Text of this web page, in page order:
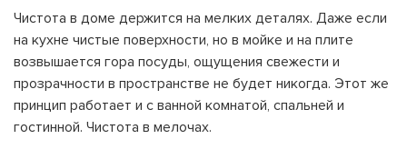
Чистота в доме держится на мелких деталях. Даже если
на кухне чистые поверхности, но в мойке и на плите
возвышается гора посуды, ощущения свежести и
прозрачности в пространстве не будет никогда. Этот же
принцип работает и с ванной комнатой, спальней и
гостинной. Чистота в мелочах.
Номер карты лояльности:
Бонусов на счету:
Кэшбек-бонусов на счету:ВОЙТИ С ПОМОЩЬЮ СМС
100